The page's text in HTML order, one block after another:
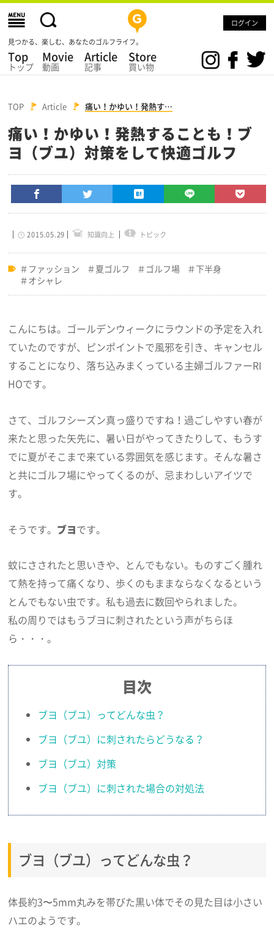
ログイン
見つかる、楽しむ、あなたのゴルフライフ。
Top
トップ
Movie
動画
Article
記事
Store
買い物
TOP Article 痛い！かゆい！発熱す…
痛い！かゆい！発熱することも！ブ
ヨ（ブユ）対策をして快適ゴルフ
2015.05.29 知識向上 トピック
ファッション 夏ゴルフ ゴルフ場
下半身
オシャレ
こんにちは。ゴールデンウィークにラウンドの予定を入れ
ていたのですが、ピンポイントで風邪を引き、キャンセル
することになり、落ち込みまくっている主婦ゴルファーRI
HOです。
さて、ゴルフシーズン真っ盛りですね！過ごしやすい春が
来たと思った矢先に、暑い日がやってきたりして、もうす
でに夏がそこまで来ている雰囲気を感じます。そんな暑さ
と共にゴルフ場にやってくるのが、忌まわしいアイツで
す。
そうです。 ブヨです。
蚊にさされたと思いきや、とんでもない。ものすごく腫れ
て熱を持って痛くなり、歩くのもままならなくなるという
とんでもない虫です。私も過去に数回やられました。
私の周りではもうブヨに刺されたという声がちらほ
ら・・・。
目次
ブヨ（ブユ）ってどんな虫？
ブヨ（ブユ）に刺されたらどうなる？
ブヨ（ブユ）対策
ブヨ（ブユ）に刺された場合の対処法
ブヨ（ブユ）ってどんな虫？
体長約3〜5mm丸みを帯びた黒い体でその見た目は小さい
ハエのようです。